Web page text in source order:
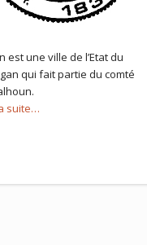
est une ville de l’Etat du
qui fait partie du comté
suite…